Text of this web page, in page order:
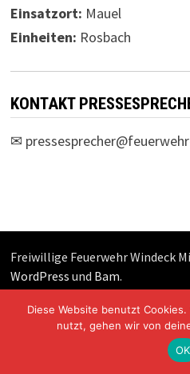
Einsatzort: Mauel
Einheiten: Rosbach
KONTAKT
✉
Freiwillige Feuerwehr Windeck
WordPress und Bam.
Diese Website benutzt
nutzt, gehen wir von
OK